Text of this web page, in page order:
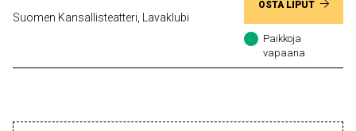
Suomen Kansallisteatteri, Lavaklubi
OSTA LIPUT
Paikkoja
vapaana